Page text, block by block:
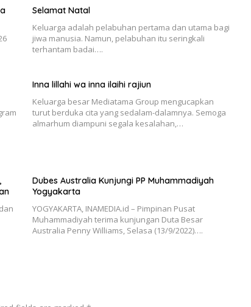
Selamat Natal
Keluarga adalah pelabuhan pertama dan utama bagi
jiwa manusia. Namun, pelabuhan itu seringkali
terhantam badai….
Inna lillahi wa inna ilaihi rajiun
Keluarga besar Mediatama Group mengucapkan
turut berduka cita yang sedalam-dalamnya. Semoga
almarhum diampuni segala kesalahan,…
Dubes Australia Kunjungi PP Muhammadiyah
Yogyakarta
YOGYAKARTA, INAMEDIA.id – Pimpinan Pusat
Muhammadiyah terima kunjungan Duta Besar
Australia Penny Williams, Selasa (13/9/2022)….